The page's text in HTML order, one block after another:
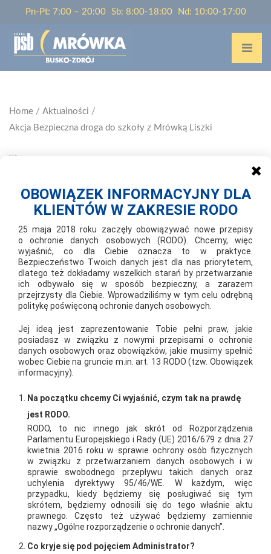
Pn-Pt: 7:00 – 20:00 Sb: 8:00-18:00 Nd: 10:00-17:00
Home / Aktualności /
Akcja Bezpieczna droga do szkoły z Mrówką Liszki
2019-10-15
AKCJA BEZPIECZNA DROGA DO SZKOŁY Z
MRÓWKĄ LISZKI
15.10.2019 roku po raz kolejny Mrówka Liszki przyczyniła się
do zorganizowania lekcji edukacyjnej Bezpieczna droga do
szkoły, dla uczniów Szkoły Podstawowej w Kaszowie. Akcją
objete zostały klasy od 1 do 3 oraz odział przedszkolny.
Pogadanka został przeprowadzona oddzielnie dla każdej klasy.
Omówiono z dziećmi podstawowe zasady bezpiecznego
poruszania się, z dużym naciskiem na prawidłowe
przechodzenie przez pasy. Na koniec prelekcji wszyscy wyszli
na przejście dla pieszych, aby przećwiczyć w praktyce zdobytą
wiedzę. Dzieci otrzymały odblaski na rękę, odblaskowe
zawieszki na tornister i plany lekcji.
AKTUALNOŚCI
OBOWIĄZEK INFORMACYJNY DLA
KLIENTÓW W ZAKRESIE RODO
25 maja 2018 roku zaczęły obowiązywać nowe przepisy
o ochronie danych osobowych (RODO). Chcemy, więc
wyjaśnić, co dla Ciebie oznacza to w praktyce.
Bezpieczeństwo Twoich danych jest dla nas priorytetem,
dlatego też dokładamy wszelkich starań by przetwarzanie
ich odbywało się w sposób bezpieczny, a zarazem
przejrzysty dla Ciebie. Wprowadziliśmy w tym celu odrębną
politykę poświęconą ochronie danych osobowych.
Jej ideą jest zaprezentowanie Tobie pełni praw, jakie
posiadasz w związku z nowymi przepisami o ochronie
danych osobowych oraz obowiązków, jakie musimy spełnić
wobec Ciebie na gruncie m.in. art. 13 RODO (tzw. Obowiązek
informacyjny).
Na początku chcemy Ci wyjaśnić, czym tak na prawdę
jest RODO.
RODO, to nic innego jak skrót od Rozporządzenia
Parlamentu Europejskiego i Rady (UE) 2016/679 z dnia 27
kwietnia 2016 roku w sprawie ochrony osób fizycznych
w związku z przetwarzaniem danych osobowych i w
sprawie swobodnego przepływu takich danych oraz
uchylenia dyrektywy 95/46/WE. W każdym, więc
przypadku, kiedy będziemy się posługiwać się tym
skrótem, będziemy odnosili się do tego właśnie aktu
prawnego. Często też używać będziemy zamiennie
nazwy „Ogólne rozporządzenie o ochronie danych”.
Co kryje się pod pojęciem Administrator?